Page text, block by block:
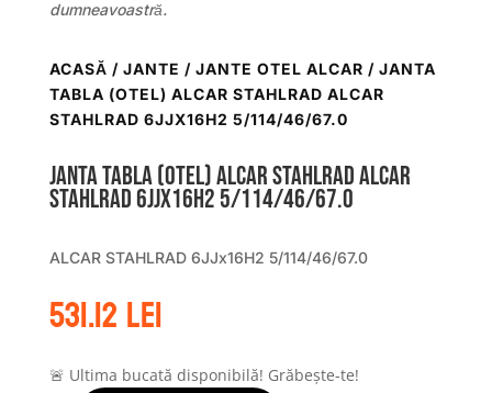
dumneavoastră.
ACASĂ / JANTE / JANTE OTEL ALCAR / JANTA
TABLA (OTEL) ALCAR STAHLRAD ALCAR
STAHLRAD 6JJX16H2 5/114/46/67.0
Janta tabla (otel) ALCAR STAHLRAD ALCAR
STAHLRAD 6JJx16H2 5/114/46/67.0
ALCAR STAHLRAD 6JJx16H2 5/114/46/67.0
531.12lei
🚨 Ultima bucată disponibilă! Grăbește-te!